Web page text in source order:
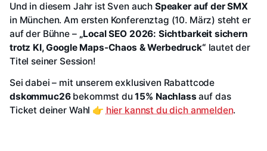
Und in diesem Jahr ist Sven auch Speaker auf der SMX
in München. Am ersten Konferenztag (10. März) steht er
auf der Bühne – „Local SEO 2026: Sichtbarkeit sichern
trotz KI, Google Maps-Chaos & Werbedruck“ lautet der
Titel seiner Session!
Sei dabei – mit unserem exklusiven Rabattcode
dskommuc26bekommst du15% Nachlass auf das
Ticket deiner Wahl 👉 hier kannst du dich anmelden.